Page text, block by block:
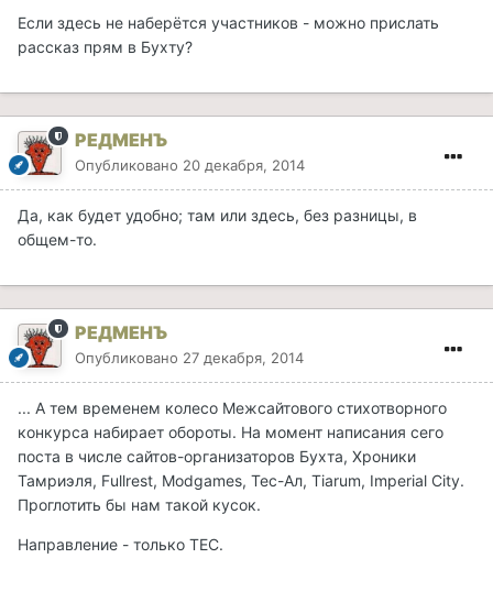
Если здесь не наберётся участников - можно прислать
рассказ прям в Бухту?
РЕДМЕНЪ
Опубликовано 20 декабря, 2014
Да, как будет удобно; там или здесь, без разницы, в
общем-то.
РЕДМЕНЪ
Опубликовано 27 декабря, 2014
... А тем временем колесо Межсайтового стихотворного
конкурса набирает обороты. На момент написания сего
поста в числе сайтов-организаторов Бухта, Хроники
Тамриэля, Fullrest, Modgames, Тес-Ал, Tiarum, Imperial City.
Проглотить бы нам такой кусок.
Направление - только ТЕС.